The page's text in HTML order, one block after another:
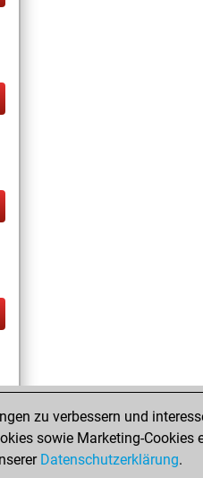
zu verbessern und
sowie Marketing-Cookies
Datenschutzerklärung.